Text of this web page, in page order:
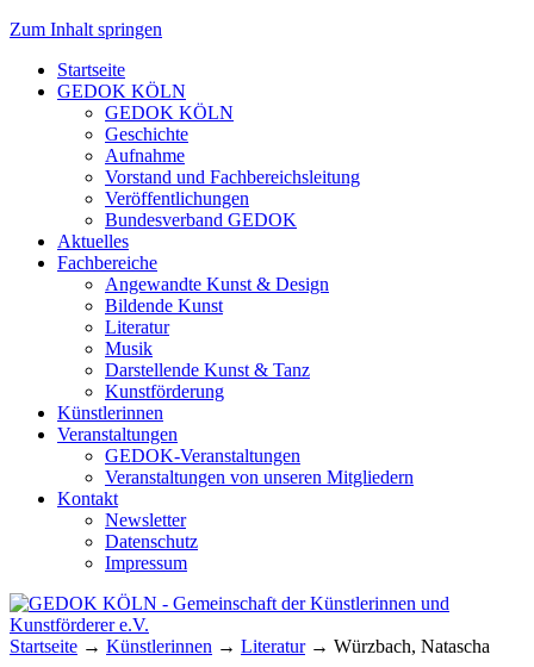
Zum Inhalt springen
Startseite
GEDOK KÖLN
GEDOK KÖLN
Geschichte
Aufnahme
Vorstand und Fachbereichsleitung
Veröffentlichungen
Bundesverband GEDOK
Aktuelles
Fachbereiche
Angewandte Kunst & Design
Bildende Kunst
Literatur
Musik
Darstellende Kunst & Tanz
Kunstförderung
Künstlerinnen
Veranstaltungen
GEDOK-Veranstaltungen
Veranstaltungen von unseren Mitgliedern
Kontakt
Newsletter
Datenschutz
Impressum
GEDOK KÖLN
Gemeinschaft der Künstlerinnen und
Startseite → Künstlerinnen → Literatur→ Würzbach, Natascha